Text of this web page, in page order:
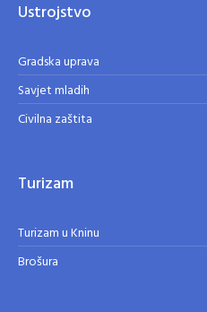
Ustrojstvo
Gradska uprava
Savjet mladih
Civilna zaštita
Turizam
Turizam u Kninu
Brošura